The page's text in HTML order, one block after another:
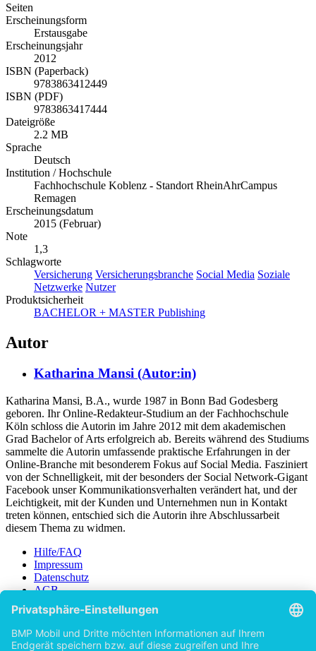
Seiten
Erscheinungsform
Erstausgabe
Erscheinungsjahr
2012
ISBN (Paperback)
9783863412449
ISBN (PDF)
9783863417444
Dateigröße
2.2 MB
Sprache
Deutsch
Institution / Hochschule
Fachhochschule Koblenz - Standort RheinAhrCampus
Remagen
Erscheinungsdatum
2015 (Februar)
Note
1,3
Schlagworte
Versicherung Versicherungsbranche Social Media Soziale
Netzwerke Nutzer
Produktsicherheit
BACHELOR + MASTER Publishing
Autor
Katharina Mansi (Autor:in)
Katharina Mansi, B.A., wurde 1987 in Bonn Bad Godesberg
geboren. Ihr Online-Redakteur-Studium an der Fachhochschule
Köln schloss die Autorin im Jahre 2012 mit dem akademischen
Grad Bachelor of Arts erfolgreich ab. Bereits während des Studiums
sammelte die Autorin umfassende praktische Erfahrungen in der
Online-Branche mit besonderem Fokus auf Social Media. Fasziniert
von der Schnelligkeit, mit der besonders der Social Network-Gigant
Facebook unser Kommunikationsverhalten verändert hat, und der
Leichtigkeit, mit der Kunden und Unternehmen nun in Kontakt
treten können, entschied sich die Autorin ihre Abschlussarbeit
diesem Thema zu widmen.
Hilfe/FAQ
Impressum
Datenschutz
AGB
Vertrag widerrufen
Zur Desktop-Version
Copyright ©Imprint in der Bedey & Thoms Media GmbH